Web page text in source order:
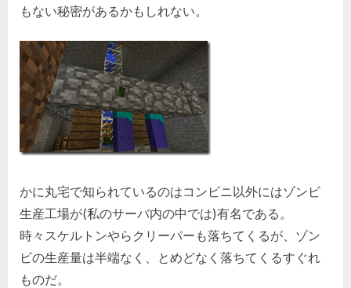
もない秘密があるかもしれない。
かに丸宅で知られているのはコンビニ以外にはゾンビ
生産工場が(私のサーバ内の中では)有名である。
時々スケルトンやらクリーパーも落ちてくるが、ゾン
ビの生産量は半端なく、とめどなく落ちてくるすぐれ
ものだ。